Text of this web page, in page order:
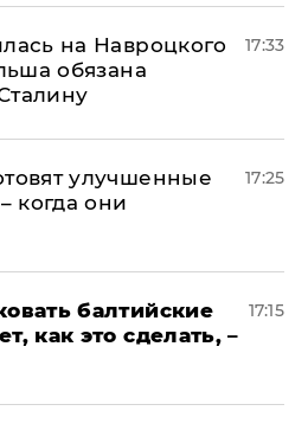
на Навроцкого
обязана
17:33
улучшенные
когда они
17:25
балтийские
как это сделать, –
17:15